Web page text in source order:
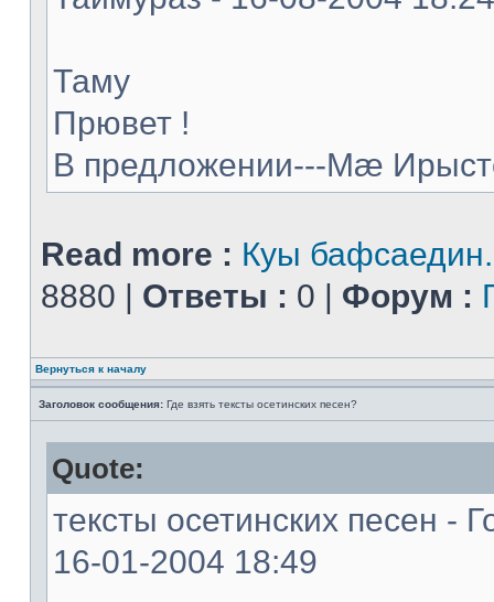
Таму
Прювет !
В предложении---Мæ
Read more : Куы
8880 | Ответы : 0 | Форум :
Вернуться к началу
Заголовок сообщения: Где взять тексты осетинских песен?
Quote:
тексты осетинских песен -
16-01-2004 18:49